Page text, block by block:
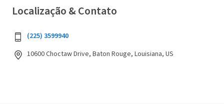
Localização & Contato
(225) 3599940
10600 Choctaw Drive, Baton Rouge, Louisiana, US